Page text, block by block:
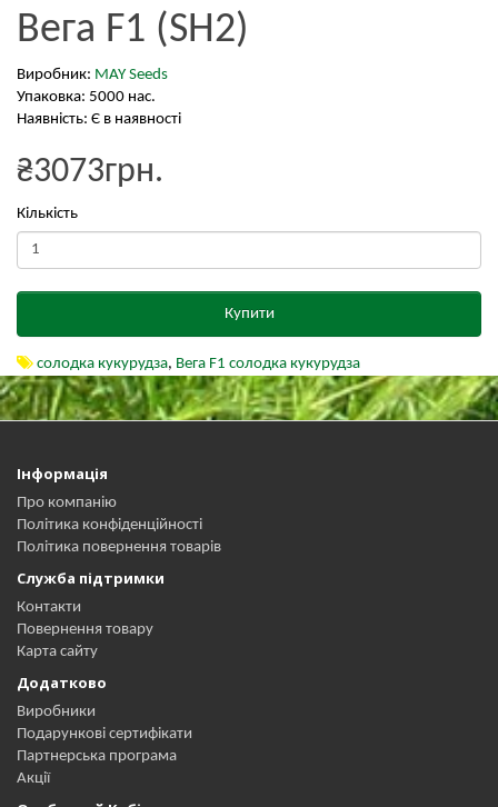
Вега F1 (SH2)
Виробник: MAY Seeds
Упаковка: 5000 нас.
Наявність: Є в наявності
₴3073грн.
Кількість
Купити
солодка кукурудза, Вега F1 солодка кукурудза
Інформація
Про компанію
Політика конфіденційності
Політика повернення товарів
Служба підтримки
Контакти
Повернення товару
Карта сайту
Додатково
Виробники
Подарункові сертифікати
Партнерська програма
Акції